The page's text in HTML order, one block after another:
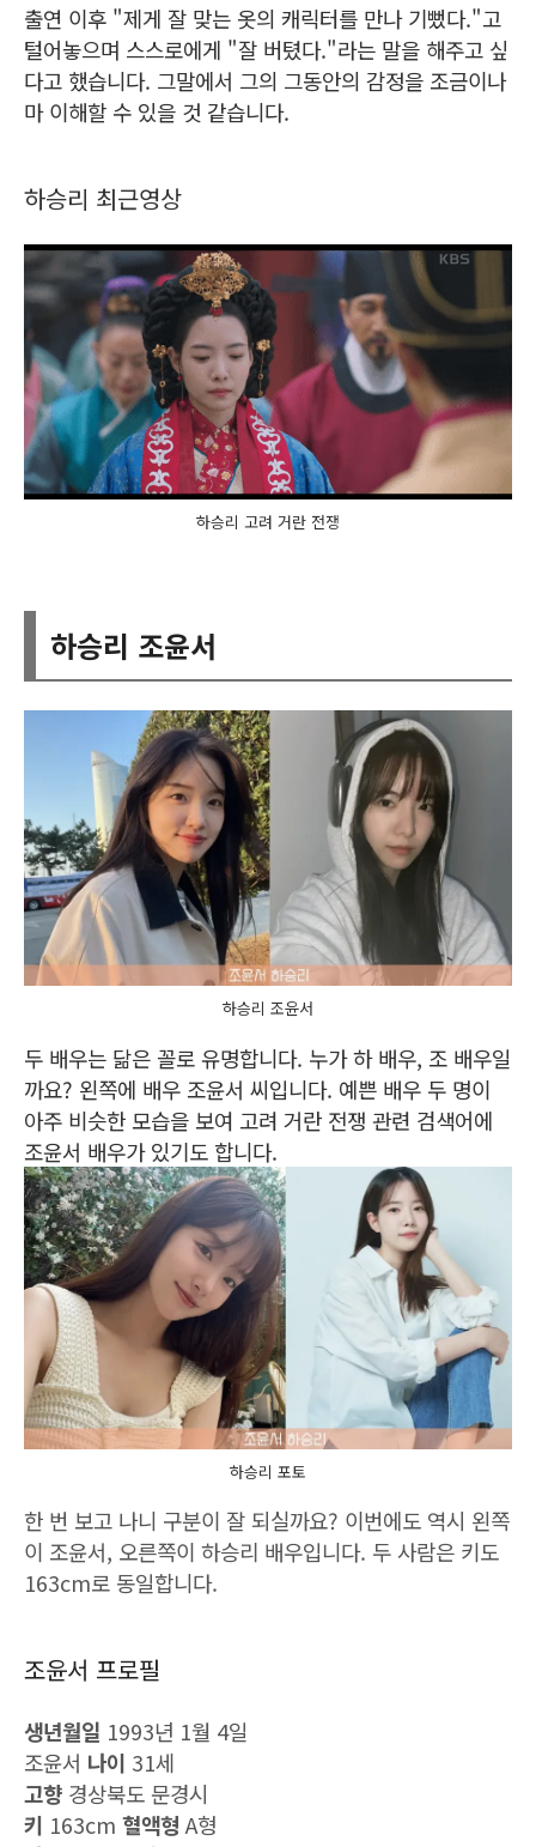
출연 이후 "제게 잘 맞는 옷의 캐릭터를 만나 기뻤다."고
털어놓으며 스스로에게 "잘 버텼다."라는 말을 해주고 싶
다고 했습니다. 그말에서 그의 그동안의 감정을 조금이나
마 이해할 수 있을 것 같습니다.
하승리 최근영상
하승리 고려 거란 전쟁
하승리 조윤서
하승리 조윤서
두 배우는 닮은 꼴로 유명합니다. 누가 하 배우, 조 배우일
까요? 왼쪽에 배우 조윤서 씨입니다. 예쁜 배우 두 명이
아주 비슷한 모습을 보여 고려 거란 전쟁 관련 검색어에
조윤서 배우가 있기도 합니다.
하승리 포토
한 번 보고 나니 구분이 잘 되실까요? 이번에도 역시 왼쪽
이 조윤서, 오른쪽이 하승리 배우입니다. 두 사람은 키도
163cm로 동일합니다.
조윤서 프로필
생년월일 1993년 1월 4일
조윤서 나이 31세
고향 경상북도 문경시
키 163cm 혈액형 A형